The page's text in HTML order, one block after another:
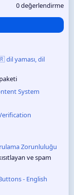
0 değerlendirme
dil yaması, dil
System
Zorunluluğu
ve spam
- English